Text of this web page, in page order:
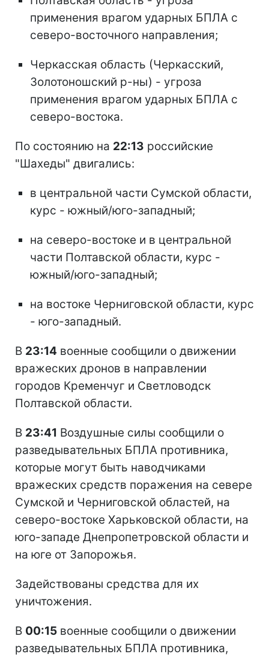
применения врагом ударных БПЛА с
северо-восточного направления;
Черкасская область (Черкасский,
Золотоношский р-ны) - угроза
применения врагом ударных БПЛА с
северо-востока.
По состоянию на 22:13 российские
"Шахеды" двигались:
в центральной части Сумской области,
курс - южный/юго-западный;
на северо-востоке и в центральной
части Полтавской области, курс -
южный/юго-западный;
на востоке Черниговской области, курс
- юго-западный.
В 23:14 военные сообщили о движении
вражеских дронов в направлении
городов Кременчуг и Светловодск
Полтавской области.
В 23:41 Воздушные силы сообщили о
разведывательных БПЛА противника,
которые могут быть наводчиками
вражеских средств поражения на севере
Сумской и Черниговской областей, на
северо-востоке Харьковской области, на
юго-западе Днепропетровской области и
на юге от Запорожья.
Задействованы средства для их
уничтожения.
В 00:15 военные сообщили о движении
разведывательных БПЛА противника,